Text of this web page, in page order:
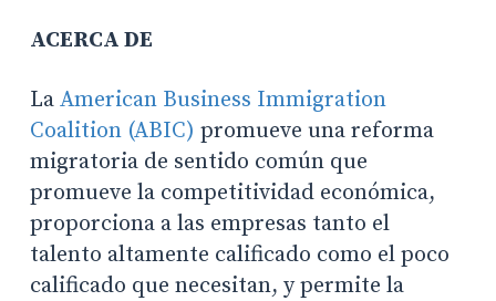
ACERCA DE
LaAmerican Business Immigration
Coalition (ABIC) promueve una reforma
migratoria de sentido común que
promueve la competitividad económica,
proporciona a las empresas tanto el
talento altamente calificado como el poco
calificado que necesitan, y permite la